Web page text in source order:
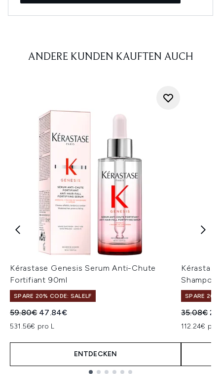
ANDERE KUNDEN KAUFTEN AUCH
Kérastase Genesis Serum Anti-Chute
Fortifiant 90ml
SPARE 20% CODE: SALELF
Unverbindliche Preisempfehlung:
59.80€ Aktueller Preis:
47.84€
531.56€ pro L
ENTDECKEN
Shampoo
SPARE 20%
35.08€
112.24€ pro